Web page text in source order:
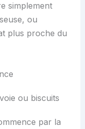
simplement
ou
plus proche du
ou biscuits
par la